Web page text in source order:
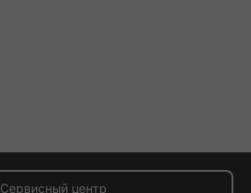
Сервисный центр